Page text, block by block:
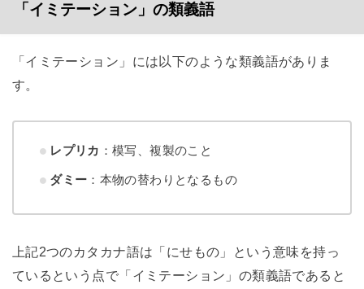
「イミテーション」の類義語
「イミテーション」には以下のような類義語がありま
す。
レプリカ ：模写、複製のこと
ダミー ：本物の替わりとなるもの
上記2つのカタカナ語は「にせもの」という意味を持っ
ているという点で「イミテーション」の類義語であると